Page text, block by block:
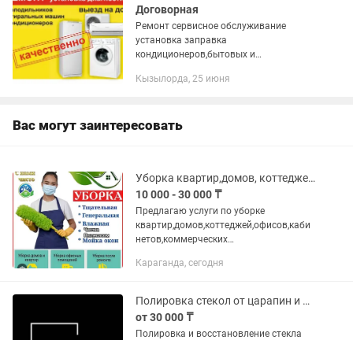
Договорная
Ремонт сервисное обслуживание
установка заправка
кондиционеров,бытовых и
торговых витрин, морозильников,
Кызылорда, 25 июня
Вас могут заинтересовать
Уборка квартир,домов, коттеджей,офисов, коммерческих помещений и тд
10 000 - 30 000 ₸
Предлагаю услуги по уборке
квартир,домов,коттеджей,офисов,каби
нетов,коммерческих
влажная уборка... уборка после
квартирантов..мойка...
Караганда, сегодня
Полировка стекол от царапин и окалин
от 30 000 ₸
Полировка и восстановление стекла